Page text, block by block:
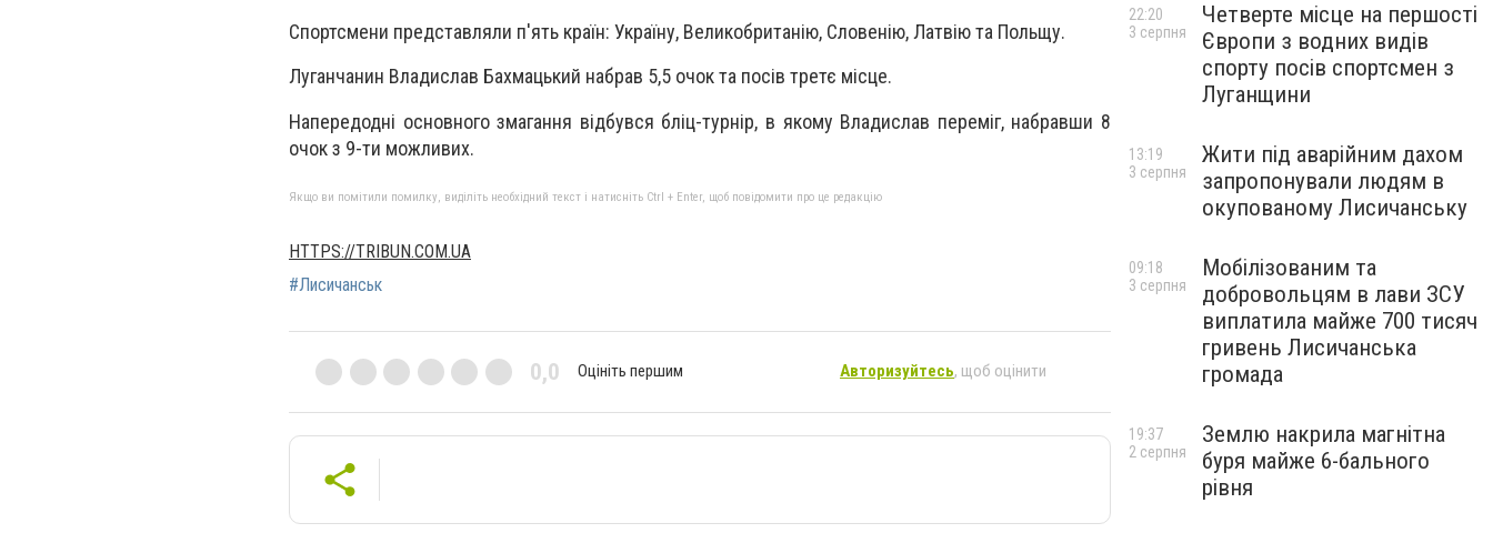
Спортсмени представляли п'ять країн: Україну, Великобританію, Словенію, Латвію та Польщу.
Луганчанин Владислав Бахмацький набрав 5,5 очок та посів третє місце.
Напередодні основного змагання відбувся бліц-турнір, в якому Владислав переміг, набравши 8
очок з 9-ти можливих.
Якщо ви помітили помилку, виділіть необхідний текст і натисніть Ctrl + Enter, щоб повідомити про це редакцію
HTTPS://TRIBUN.COM.UA
#Лисичанськ
0,0 Оцініть першим Авторизуйтесь, щоб оцінити
Четверте місце на першості
Європи з водних видів
спорту посів спортсмен з
Луганщини
22:20
3 серпня
Жити під аварійним дахом
запропонували людям в
окупованому Лисичанську
13:19
3 серпня
Мобілізованим та
добровольцям в лави ЗСУ
виплатила майже 700 тисяч
гривень Лисичанська
громада
09:18
3 серпня
Землю накрила магнітна
буря майже 6-бального
рівня
19:37
2 серпня